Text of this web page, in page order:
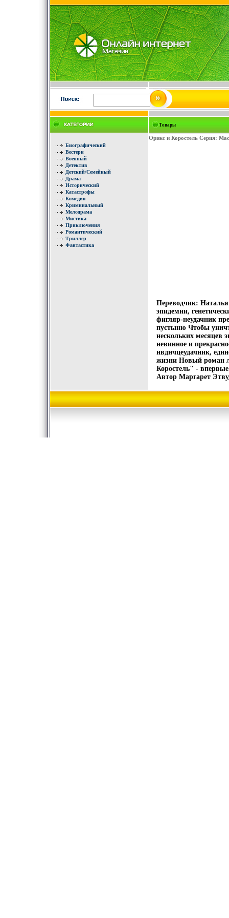
Биографический
Вестерн
Военный
Детектив
Детский/Семейный
Драма
Исторический
Катастрофы
Комедия
Криминальный
Мелодрама
Мистика
Приключения
Романтический
Триллер
Фантастика
Товары
Орикс и Коростель Серия:
Переводчик:
эпидемии,
фигляр-неудачник
пустыню Чтобы
нескольких месяцев
невинное и
нвднчцеудачник,
жизни Новый роман
Коростель" -
Автор Маргарет